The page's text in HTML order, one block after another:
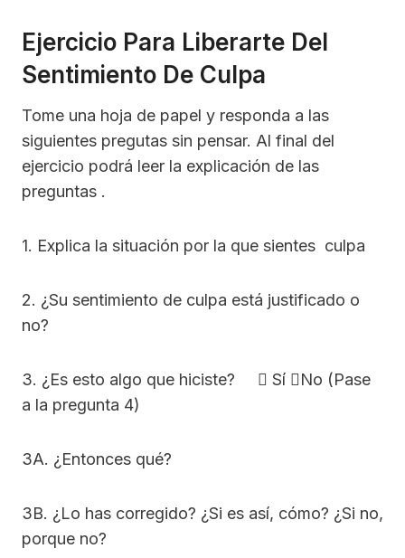
Ejercicio Para Liberarte Del
Sentimiento De Culpa
Tome una hoja de papel y responda a las
siguientes pregutas sin pensar. Al final del
ejercicio podrá leer la explicación de las
preguntas .
1. Explica la situación por la que sientes culpa
2. ¿Su sentimiento de culpa está justificado o
no?
3. ¿Es esto algo que hiciste?  Sí No (Pase
a la pregunta 4)
3A. ¿Entonces qué?
3B. ¿Lo has corregido? ¿Si es así, cómo? ¿Si no,
porque no?